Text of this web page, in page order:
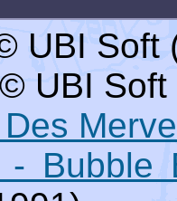
UBI Soft
© UBI Soft
- Bubble